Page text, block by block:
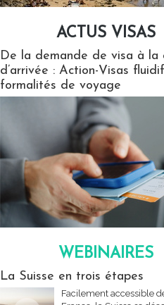
ACTUS VISAS
De la demande de visa à la
d’arrivée : Action-Visas
formalités de voyage
WEBINAIRES
La Suisse en trois étapes
Facilement accessible